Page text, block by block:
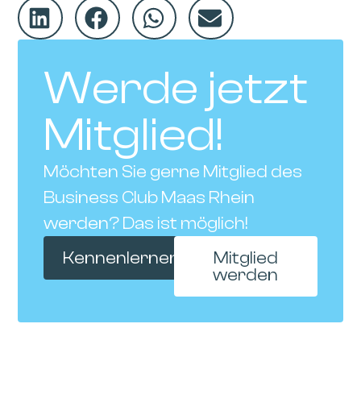
Werde jetzt
Mitglied!
Möchten Sie gerne Mitglied des
Business Club Maas Rhein
werden? Das ist möglich!
Kennenlernen
Mitglied
werden